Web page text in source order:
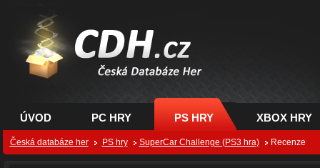
CDH.cz - hry na PC,
PS, XBOX - Česká
databáze her
ÚVOD PC HRY PS HRY XBOX HRY
Česká databáze her PS hry SuperCar Challenge (PS3 hra) Recenze